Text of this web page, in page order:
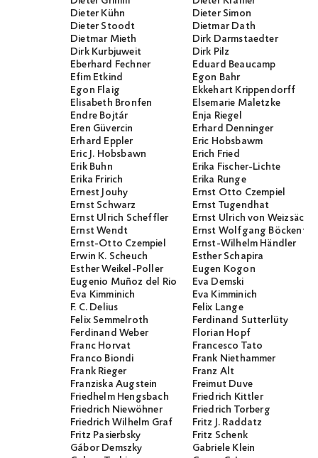
Dieter Kühn
Dieter Simon
Dieter Stoodt
Dietmar Dath
Dietmar Mieth
Dirk Darmstaedter
Dirk Kurbjuweit
Dirk Pilz
Eberhard Fechner
Eduard Beaucamp
Efim Etkind
Egon Bahr
Egon Flaig
Ekkehart Krippendorff
Elisabeth Bronfen
Elsemarie Maletzke
Endre Bojtár
Enja Riegel
Eren Güvercin
Erhard Denninger
Erhard Eppler
Eric Hobsbawm
Eric J. Hobsbawn
Erich Fried
Erik Buhn
Erika Fischer-Lichte
Erika Fririch
Erika Runge
Ernest Jouhy
Ernst Otto Czempiel
Ernst Schwarz
Ernst Tugendhat
Ernst Ulrich Scheffler
Ernst Ulrich von Weizsäcker
Ernst Wendt
Ernst Wolfgang
Ernst-Otto Czempiel
Ernst-Wilhelm Händler
Erwin K. Scheuch
Esther Schapira
Esther Weikel-Poller
Eugen Kogon
Eugenio Muñoz del Rio
Eva Demski
Eva Kimminich
Eva Kimminich
F. C. Delius
Felix Lange
Felix Semmelroth
Ferdinand Sutterlüty
Ferdinand Weber
Florian Hopf
Franc Horvat
Francesco Tato
Franco Biondi
Frank Niethammer
Frank Rieger
Franz Alt
Franziska Augstein
Freimut Duve
Friedhelm Hengsbach
Friedrich Kittler
Friedrich Niewöhner
Friedrich Torberg
Friedrich Wilhelm Graf
Fritz J. Raddatz
Fritz Pasierbsky
Fritz Schenk
Gábor Demszky
Gabriele Klein